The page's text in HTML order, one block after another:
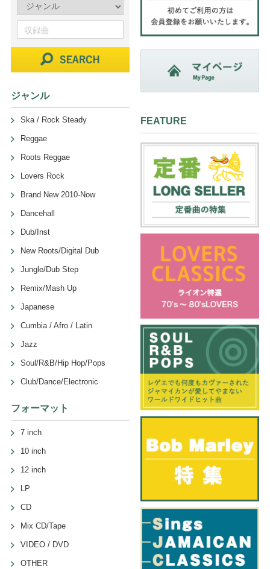
ジャンル
Ska / Rock Steady
Reggae
Roots Reggae
Lovers Rock
Brand New 2010-Now
Dancehall
Dub/Inst
New Roots/Digital Dub
Jungle/Dub Step
Remix/Mash Up
Japanese
Cumbia / Afro / Latin
Jazz
Soul/R&B/Hip Hop/Pops
Club/Dance/Electronic
フォーマット
7 inch
10 inch
12 inch
LP
CD
Mix CD/Tape
VIDEO / DVD
OTHER
FEATURE